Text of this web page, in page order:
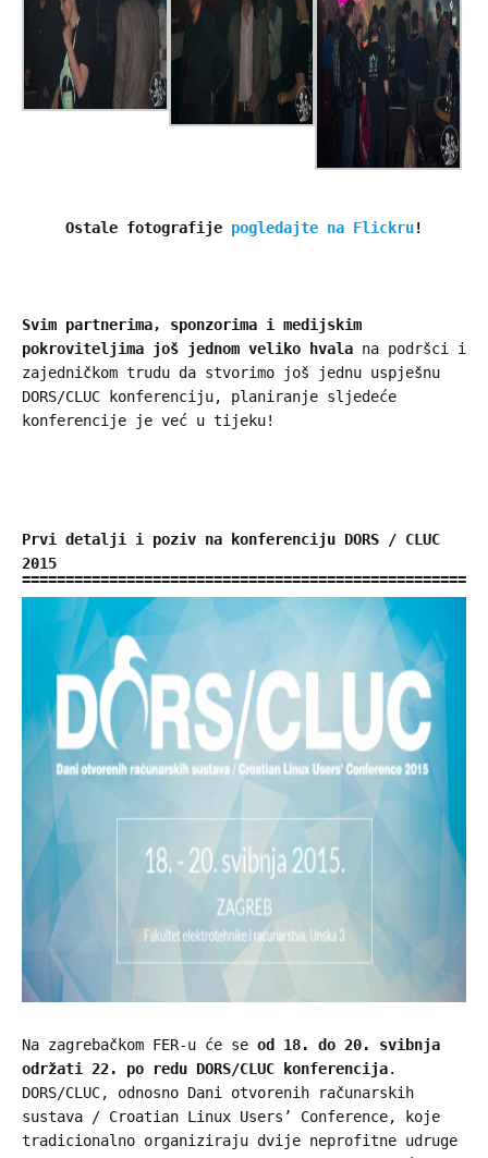
Ostale fotografije pogledajte na Flickru!
Svim partnerima, sponzorima i medijskim
pokroviteljima još jednom veliko hvala na podršci i
zajedničkom trudu da stvorimo još jednu uspješnu
DORS/CLUC konferenciju, planiranje sljedeće
konferencije je već u tijeku!
Prvi detalji i poziv na konferenciju DORS / CLUC
2015
Na zagrebačkom FER-u će se od 18. do 20. svibnja
održati 22. po redu DORS/CLUC konferencija.
DORS/CLUC, odnosno Dani otvorenih računarskih
sustava / Croatian Linux Users’ Conference, koje
tradicionalno organiziraju dvije neprofitne udruge